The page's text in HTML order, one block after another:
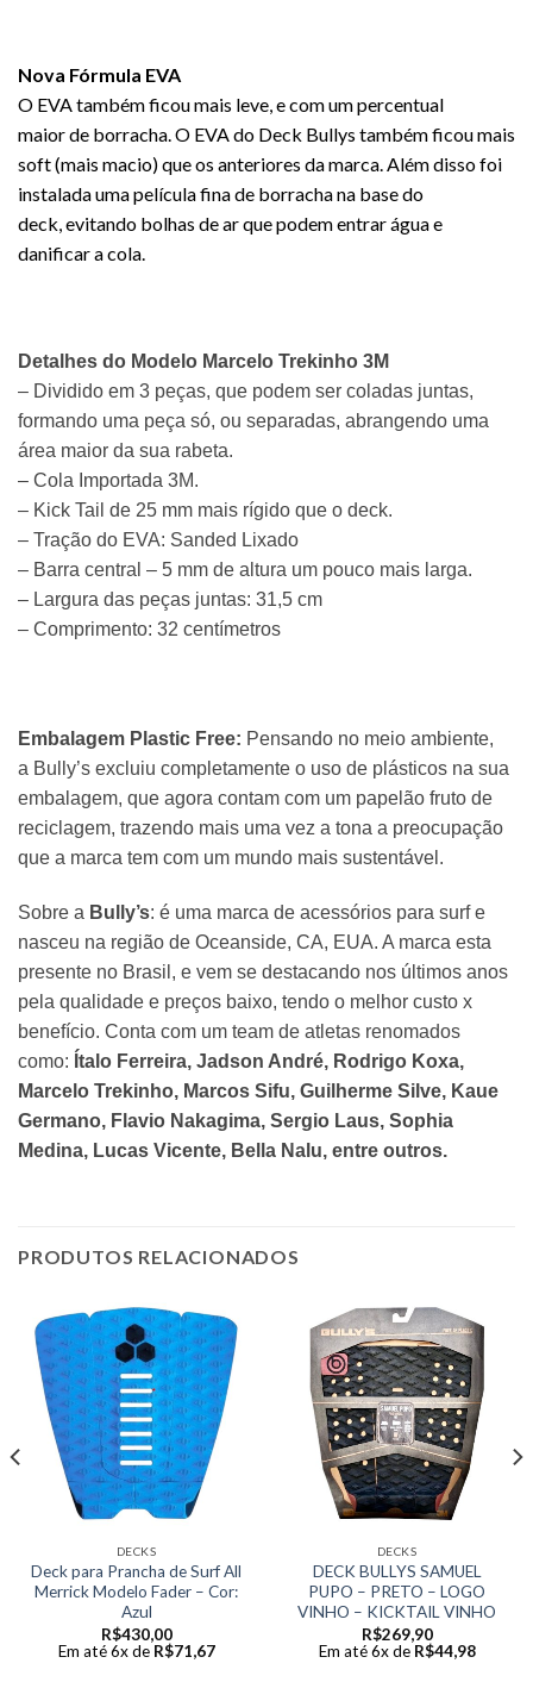
Nova Fórmula EVA
O EVA também ficou mais leve, e com um percentual
maior de borracha. O EVA do Deck Bullys também ficou mais
soft (mais macio) que os anteriores da marca. Além disso foi
instalada uma película fina de borracha na base do
deck, evitando bolhas de ar que podem entrar água e
danificar a cola.
Detalhes do Modelo Marcelo Trekinho 3M
– Dividido em 3 peças, que podem ser coladas juntas,
formando uma peça só, ou separadas, abrangendo uma
área maior da sua rabeta.
– Cola Importada 3M.
– Kick Tail de 25 mm mais rígido que o deck.
– Tração do EVA: Sanded Lixado
– Barra central – 5 mm de altura um pouco mais larga.
– Largura das peças juntas: 31,5 cm
– Comprimento: 32 centímetros
Embalagem Plastic Free: Pensando no meio ambiente,
a Bully’s excluiu completamente o uso de plásticos na sua
embalagem, que agora contam com um papelão fruto de
reciclagem, trazendo mais uma vez a tona a preocupação
que a marca tem com um mundo mais sustentável.
Sobre a Bully’s: é uma marca de acessórios para surf e
nasceu na região de Oceanside, CA, EUA. A marca esta
presente no Brasil, e vem se destacando nos últimos anos
pela qualidade e preços baixo, tendo o melhor custo x
benefício. Conta com um team de atletas renomados
como: Ítalo Ferreira, Jadson André, Rodrigo Koxa,
Marcelo Trekinho, Marcos Sifu, Guilherme Silve, Kaue
Germano, Flavio Nakagima, Sergio Laus, Sophia
Medina, Lucas Vicente, Bella Nalu, entre outros.
PRODUTOS RELACIONADOS
DECKS
Deck para Prancha de Surf All
Merrick Modelo Fader – Cor:
Azul
R$430,00
Em até 6x de R$71,67
DECKS
DECK BULLYS SAMUEL
PUPO – PRETO – LOGO
VINHO – KICKTAIL VINHO
R$269,90
Em até 6x de R$44,98